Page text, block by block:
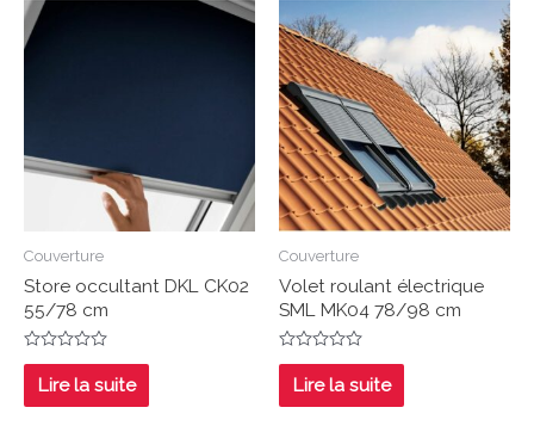
Couverture
Store occultant DKL CK02
55/78 cm
Note
sur
5
Lire la suite
Couverture
Volet roulant électrique
SML MK04 78/98 cm
Note
sur
5
Lire la suite